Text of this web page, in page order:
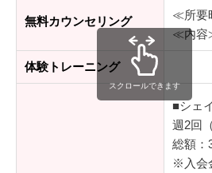
無料カウンセリング
≪所要
≪内容
体験トレーニング
■シェ
週2回
総額：
※入会
スクロールできます